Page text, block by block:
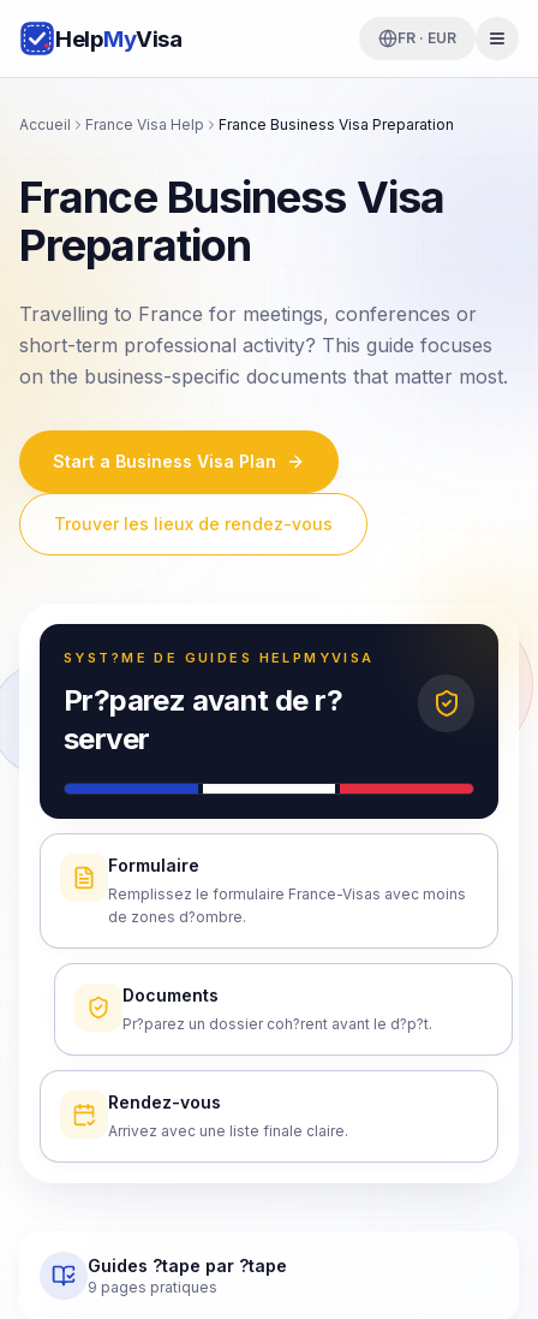
HelpMyVisa FR · EUR
Accueil France Visa Help France Business Visa Preparation
France Business Visa
Preparation
Travelling to France for meetings, conferences or
short-term professional activity? This guide focuses
on the business-specific documents that matter most.
Start a Business Visa Plan
Trouver les lieux de rendez-vous
SYST?ME DE GUIDES HELPMYVISA
Pr?parez avant de r?
server
Formulaire
Remplissez le formulaire France-Visas avec moins
de zones d?ombre.
Documents
Pr?parez un dossier coh?rent avant le d?p?t.
Rendez-vous
Arrivez avec une liste finale claire.
Guides ?tape par ?tape
9 pages pratiques